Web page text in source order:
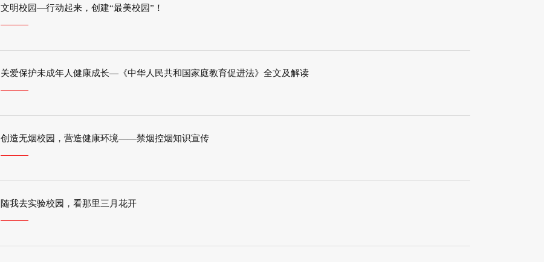
文明校园—行动起来，创建“最美校园”！
关爱保护未成年人健康成长—《中华人民共和国家庭教育促进法》全文及解读
创造无烟校园，营造健康环境——禁烟控烟知识宣传
随我去实验校园，看那里三月花开